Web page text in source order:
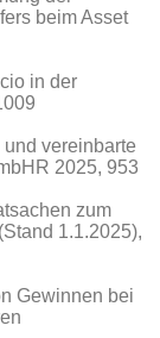
beim Asset
in der
vereinbarte
2025, 953
zum
1.1.2025),
Gewinnen bei